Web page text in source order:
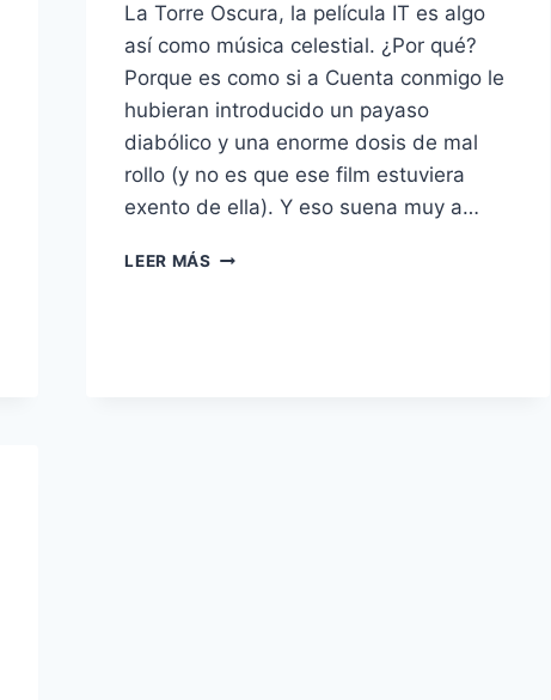
La Torre Oscura, la película IT es algo
así como música celestial. ¿Por qué?
Porque es como si a Cuenta conmigo le
hubieran introducido un payaso
diabólico y una enorme dosis de mal
rollo (y no es que ese film estuviera
exento de ella). Y eso suena muy a…
LEER MÁS IT